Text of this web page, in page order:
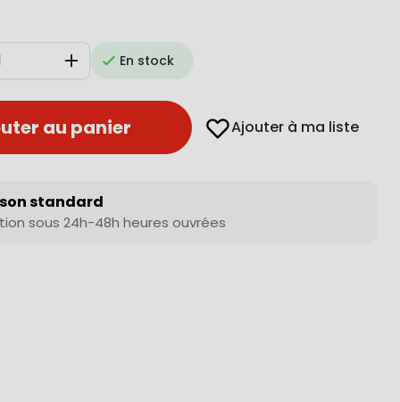
AugmenterEn stock
au panier Ajouter à ma liste
standard
sous 24h-48h heures ouvrées